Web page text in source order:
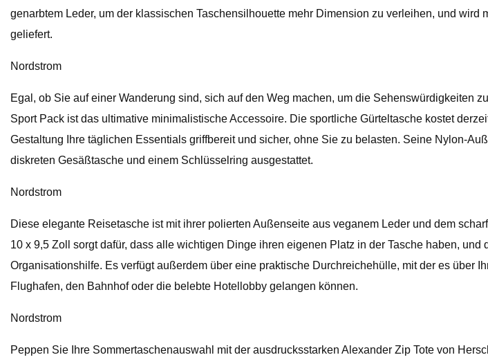
genarbtem Leder, um der klassischen Taschensilhouette mehr Dimension zu verleihen, und
geliefert.
Nordstrom
Egal, ob Sie auf einer Wanderung sind, sich auf den Weg machen, um die Sehenswürdigkeiten
Sport Pack ist das ultimative minimalistische Accessoire. Die sportliche Gürteltasche kostet
Gestaltung Ihre täglichen Essentials griffbereit und sicher, ohne Sie zu belasten. Seine Nylon-
diskreten Gesäßtasche und einem Schlüsselring ausgestattet.
Nordstrom
Diese elegante Reisetasche ist mit ihrer polierten Außenseite aus veganem Leder und dem
10 x 9,5 Zoll sorgt dafür, dass alle wichtigen Dinge ihren eigenen Platz in der Tasche haben,
Organisationshilfe. Es verfügt außerdem über eine praktische Durchreichehülle, mit der es über
Flughafen, den Bahnhof oder die belebte Hotellobby gelangen können.
Nordstrom
Peppen Sie Ihre Sommertaschenauswahl mit der ausdrucksstarken Alexander Zip Tote von